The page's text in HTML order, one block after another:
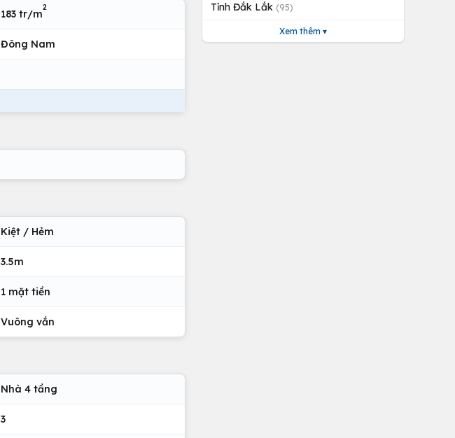
183 tr/m
2
Đông Nam
Kiệt / Hẻm
3.5m
1 mặt tiền
Vuông vắn
Nhà 4 tầng
3
Tỉnh Đắk Lắk (95)
Xem thêm ▾